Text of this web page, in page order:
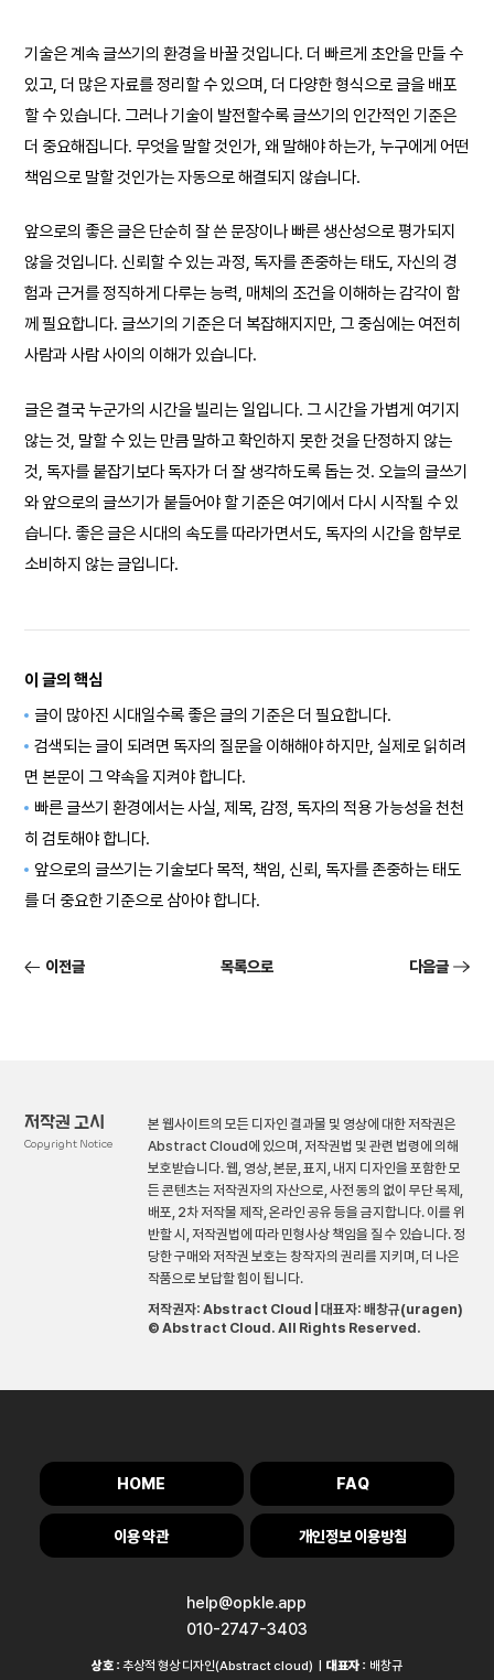
기술은 계속 글쓰기의 환경을 바꿀 것입니다. 더 빠르게 초안을 만들 수
있고, 더 많은 자료를 정리할 수 있으며, 더 다양한 형식으로 글을 배포
할 수 있습니다. 그러나 기술이 발전할수록 글쓰기의 인간적인 기준은
더 중요해집니다. 무엇을 말할 것인가, 왜 말해야 하는가, 누구에게 어떤
책임으로 말할 것인가는 자동으로 해결되지 않습니다.
앞으로의 좋은 글은 단순히 잘 쓴 문장이나 빠른 생산성으로 평가되지
않을 것입니다. 신뢰할 수 있는 과정, 독자를 존중하는 태도, 자신의 경
험과 근거를 정직하게 다루는 능력, 매체의 조건을 이해하는 감각이 함
께 필요합니다. 글쓰기의 기준은 더 복잡해지지만, 그 중심에는 여전히
사람과 사람 사이의 이해가 있습니다.
글은 결국 누군가의 시간을 빌리는 일입니다. 그 시간을 가볍게 여기지
않는 것, 말할 수 있는 만큼 말하고 확인하지 못한 것을 단정하지 않는
것, 독자를 붙잡기보다 독자가 더 잘 생각하도록 돕는 것. 오늘의 글쓰기
와 앞으로의 글쓰기가 붙들어야 할 기준은 여기에서 다시 시작될 수 있
습니다. 좋은 글은 시대의 속도를 따라가면서도, 독자의 시간을 함부로
소비하지 않는 글입니다.
이 글의 핵심
글이 많아진 시대일수록 좋은 글의 기준은 더 필요합니다.
검색되는 글이 되려면 독자의 질문을 이해해야 하지만, 실제로 읽히려
면 본문이 그 약속을 지켜야 합니다.
빠른 글쓰기 환경에서는 사실, 제목, 감정, 독자의 적용 가능성을 천천
히 검토해야 합니다.
앞으로의 글쓰기는 기술보다 목적, 책임, 신뢰, 독자를 존중하는 태도
를 더 중요한 기준으로 삼아야 합니다.
이전글 목록으로 다음글
저작권 고시
Copyright Notice
본 웹사이트의 모든 디자인 결과물 및 영상에 대한 저작권은
Abstract Cloud에 있으며, 저작권법 및 관련 법령에 의해
보호받습니다. 웹, 영상, 본문, 표지, 내지 디자인을 포함한 모
든 콘텐츠는 저작권자의 자산으로, 사전 동의 없이 무단 복제,
배포, 2차 저작물 제작, 온라인 공유 등을 금지합니다. 이를 위
반할 시, 저작권법에 따라 민형사상 책임을 질 수 있습니다. 정
당한 구매와 저작권 보호는 창작자의 권리를 지키며, 더 나은
작품으로 보답할 힘이 됩니다.
저작권자: Abstract Cloud | 대표자: 배창규(uragen)
© Abstract Cloud. All Rights Reserved.
HOME FAQ
이용 약관 개인정보 이용방침
help@opkle.app
010-2747-3403
상호 : 추상적 형상 디자인(Abstract cloud) |대표자 : 배창규